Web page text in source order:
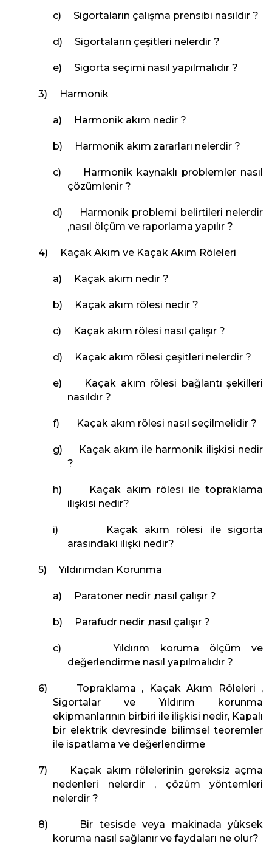
c) Sigortaların çalışma prensibi nasıldır ?
d) Sigortaların çeşitleri nelerdir ?
e) Sigorta seçimi nasıl yapılmalıdır ?
3) Harmonik
a) Harmonik akım nedir ?
b) Harmonik akım zararları nelerdir ?
c) Harmonik kaynaklı problemler nasıl
çözümlenir ?
d) Harmonik problemi belirtileri nelerdir
,nasıl ölçüm ve raporlama yapılır ?
4) Kaçak Akım ve Kaçak Akım Röleleri
a) Kaçak akım nedir ?
b) Kaçak akım rölesi nedir ?
c) Kaçak akım rölesi nasıl çalışır ?
d) Kaçak akım rölesi çeşitleri nelerdir ?
e) Kaçak akım rölesi bağlantı şekilleri
nasıldır ?
f) Kaçak akım rölesi nasıl seçilmelidir ?
g) Kaçak akım ile harmonik ilişkisi nedir
?
h) Kaçak akım rölesi ile topraklama
ilişkisi nedir?
i) Kaçak akım rölesi ile sigorta
arasındaki ilişki nedir?
5) Yıldırımdan Korunma
a) Paratoner nedir ,nasıl çalışır ?
b) Parafudr nedir ,nasıl çalışır ?
c) Yıldırım koruma ölçüm ve
değerlendirme nasıl yapılmalıdır ?
6) Topraklama , Kaçak Akım Röleleri ,
Sigortalar ve Yıldırım korunma
ekipmanlarının birbiri ile ilişkisi nedir, Kapalı
bir elektrik devresinde bilimsel teoremler
ile ispatlama ve değerlendirme
7) Kaçak akım rölelerinin gereksiz açma
nedenleri nelerdir , çözüm yöntemleri
nelerdir ?
8) Bir tesisde veya makinada yüksek
koruma nasıl sağlanır ve faydaları ne olur?